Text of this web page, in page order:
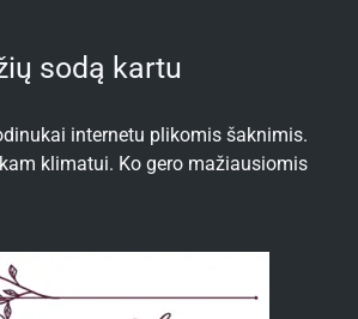
sodą kartu
internetu plikomis šaknimis.
klimatui. Ko gero mažiausiomis